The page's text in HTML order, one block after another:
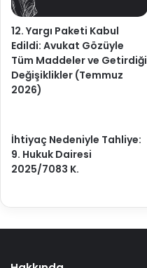
12. Yargı Paketi Kabul
Edildi: Avukat Gözüyle
Tüm Maddeler ve Getirdiği
Değişiklikler (Temmuz
2026)
İhtiyaç Nedeniyle Tahliye:
9. Hukuk Dairesi
2025/7083 K.